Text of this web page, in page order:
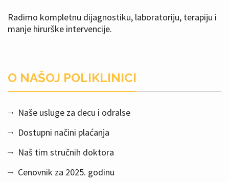
Radimo kompletnu dijagnostiku, laboratoriju, terapiju i
manje hirurške intervencije.
O NAŠOJ POLIKLINICI
Naše usluge za decu i odralse
Dostupni načini plaćanja
Naš tim stručnih doktora
Cenovnik za 2025. godinu